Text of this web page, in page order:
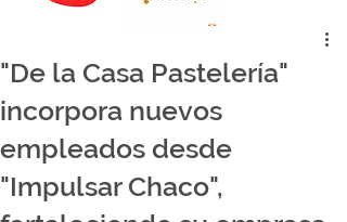
"De la Casa Pastelería"
incorpora nuevos
empleados desde
"Impulsar Chaco",